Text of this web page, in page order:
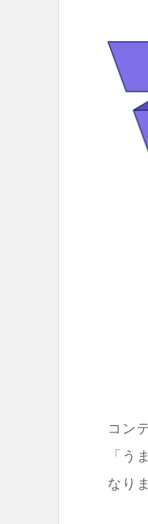
コン
「う
なり